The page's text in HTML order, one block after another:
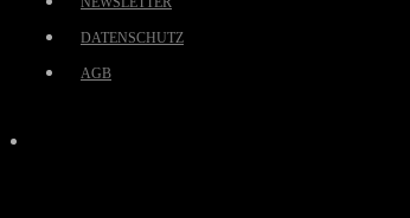
DATENSCHUTZ
AGB